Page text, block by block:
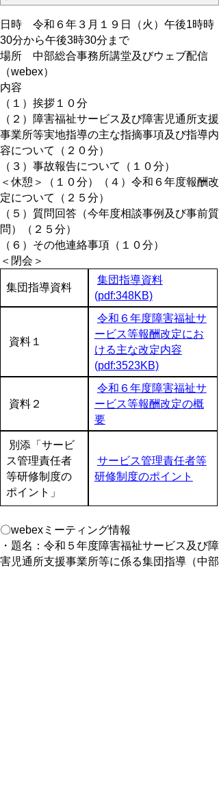
日時 令和６年３月１９日（火）午後1時時
30分から午後3時30分まで
場所 中部総合事務所講堂及びウェブ配信
（webex）
内容
（１）挨拶１０分
（２）障害福祉サービス及び障害児通所支援
事業所等実地指導の主な指摘事項及び指導内
容について（２０分）
（３）事故報告について（１０分）
＜休憩＞（１０分）（４）令和６年度報酬改
定について（２５分）
（５）質問回答（今年度相談事例及び事前質
問）（２５分）
（６）その他連絡事項（１０分）
＜閉会＞
集団指導資料
集団指導資料
(pdf:348KB)
資料１
令和６年度障害福祉サ
ービス等報酬改定にお
ける主な改定内容
(pdf:3523KB)
資料２
令和 ６年度障害福祉サ
ービス等報酬改定の概
要
別添「サービ
ス管理責任者
等研修制度の
ポイント」
サービス管理責任者等
研修制度のポイント
〇webexミーティング情報
・題名：令和５年度障害福祉サービス及び障
害児通所支援事業所等に係る集団指導（中部